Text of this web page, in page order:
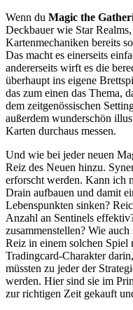
Wenn du Magic the
Deckbauer wie Star
Kartenmechaniken bereits
Das macht es einerseits
andererseits wirft es die
überhaupt ins eigene
das zum einen das Thema,
dem zeitgenössischen
außerdem wunderschön
Karten durchaus messen.
Und wie bei jeder neuen
Reiz des Neuen hinzu.
erforscht werden. Kann ich
Drain aufbauen und damit
Lebenspunkten sinken?
Anzahl an Sentinels
zusammenstellen? Wie auch
Reiz in einem solchen Spiel
Tradingcard-Charakter
müssten zu jeder der
werden. Hier sind sie im
zur richtigen Zeit gekauft